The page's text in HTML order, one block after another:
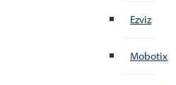
Ezviz
Mobotix